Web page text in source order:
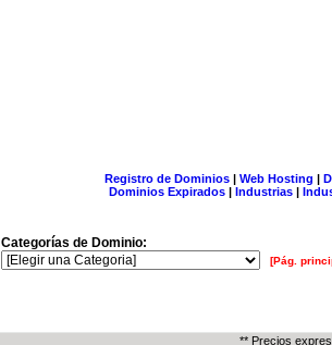
Registro de Dominios| Web Hosting |
Dominios Expirados | Industrias |
Categorías de Dominio:
[Pág.
** Precios